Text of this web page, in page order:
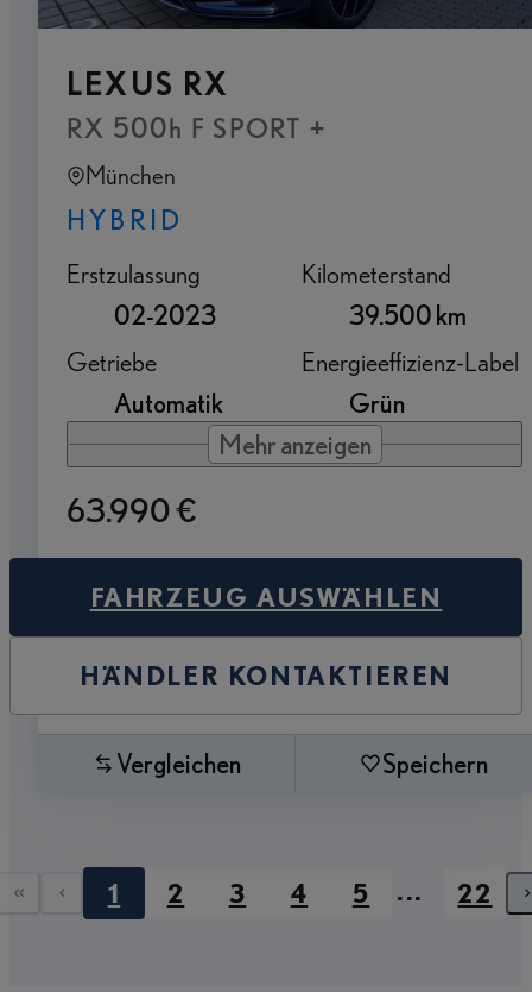
LEXUS RX
RX 500h F SPORT +
München
HYBRID
Erstzulassung
02-2023
Kilometerstand
39.500 km
Getriebe
Automatik
Energieeffizienz-Label
Grün
Mehr anzeigen
63.990 €
FAHRZEUG AUSWÄHLEN
HÄNDLER KONTAKTIEREN
Vergleichen Speichern
Erste Seite
Vorherige Seite
1 2 3 4 5 ... 22